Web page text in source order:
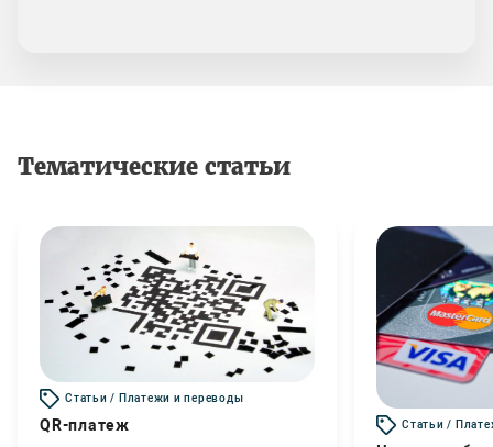
Тематические статьи
Статьи / Платежи и переводы
QR-платеж Статьи /